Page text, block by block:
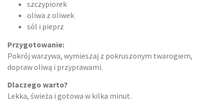
szczypiorek
oliwa z oliwek
sól i pieprz
Przygotowanie:
Pokrój warzywa, wymieszaj z pokruszonym twarogiem,
dopraw oliwą i przyprawami.
Dlaczego warto?
Lekka, świeża i gotowa w kilka minut.